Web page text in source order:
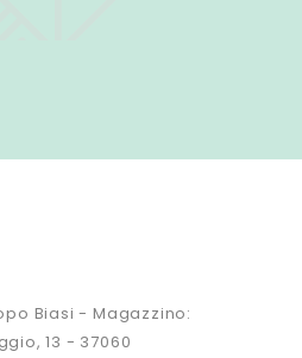
Biasi - Magazzino:
13 - 37060